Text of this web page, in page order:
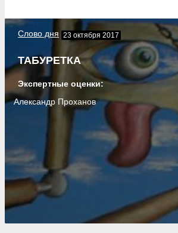
Слово дня 23 октября 2017
ТАБУРЕТКА
Экспертные оценки:
Александр Проханов